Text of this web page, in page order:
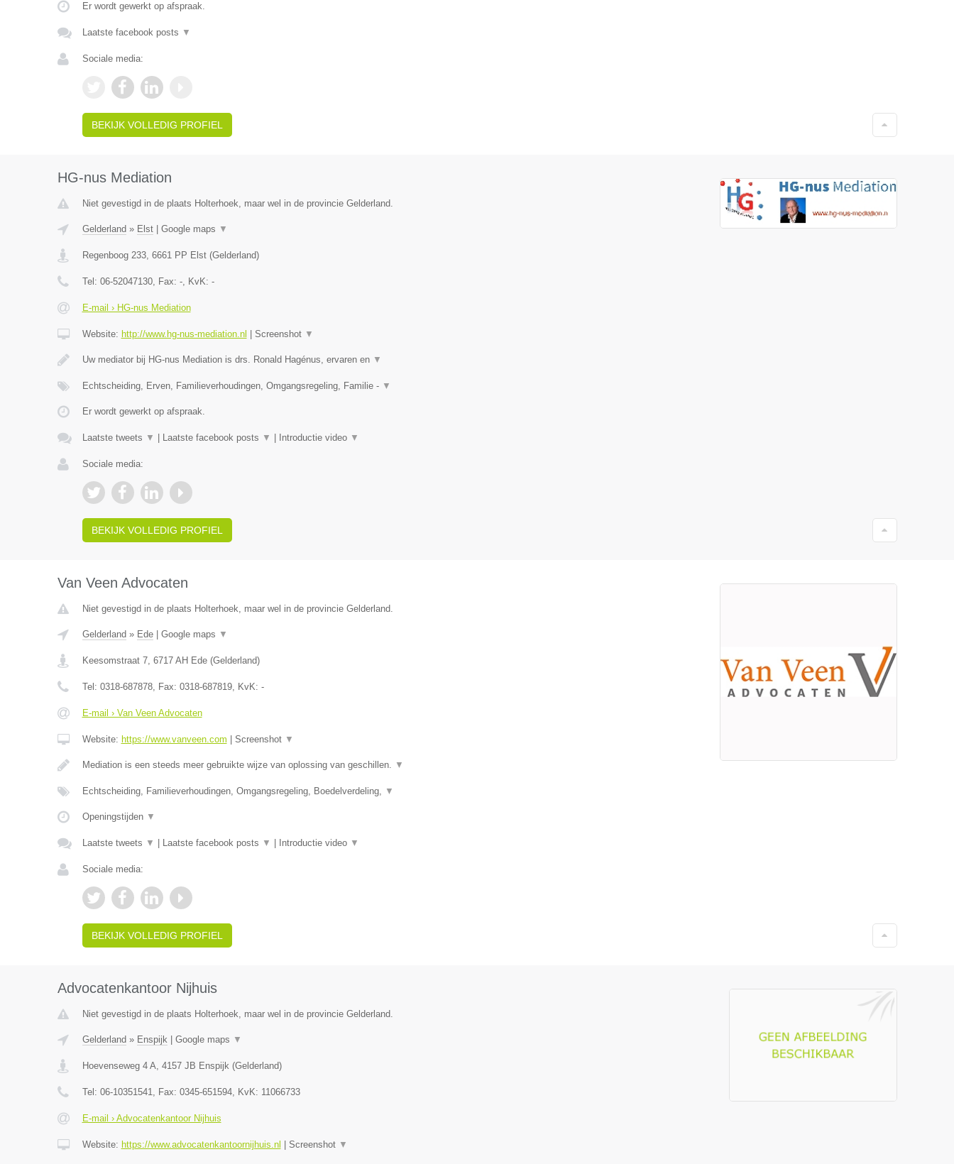
Er wordt gewerkt op afspraak.
Laatste facebook posts ▼
Sociale media:
BEKIJK VOLLEDIG PROFIEL
HG-nus Mediation
Niet gevestigd in de plaats Holterhoek, maar wel in de provincie Gelderland.
Gelderland » Elst| Google maps ▼
Regenboog 233, 6661 PP Elst(Gelderland)
Tel: 06-52047130, Fax: -, KvK: -
E-mail › HG-nus Mediation
Website: http://www.hg-nus-mediation.nl Screenshot ▼
Uw mediator bij HG-nus Mediation is drs. Ronald Hagénus, ervaren en ▼
Echtscheiding, Erven, Familieverhoudingen, Omgangsregeling, Familie - ▼
Er wordt gewerkt op afspraak.
Laatste tweets ▼ Laatste facebook posts ▼ Introductie video ▼
Sociale media:
BEKIJK VOLLEDIG PROFIEL
Van Veen Advocaten
Niet gevestigd in de plaats Holterhoek, maar wel in de provincie Gelderland.
Gelderland » Ede| Google maps ▼
Keesomstraat 7, 6717 AH Ede(Gelderland)
Tel: 0318-687878, Fax: 0318-687819, KvK: -
E-mail › Van Veen Advocaten
Website: https://www.vanveen.com Screenshot ▼
Mediation is een steeds meer gebruikte wijze van oplossing van geschillen. ▼
Echtscheiding, Familieverhoudingen, Omgangsregeling, Boedelverdeling, ▼
Openingstijden ▼
Laatste tweets ▼ Laatste facebook posts ▼ Introductie video ▼
Sociale media:
BEKIJK VOLLEDIG PROFIEL
Advocatenkantoor Nijhuis
Niet gevestigd in de plaats Holterhoek, maar wel in de provincie Gelderland.
Gelderland » Enspijk| Google maps ▼
Hoevenseweg 4 A, 4157 JB Enspijk(Gelderland)
Tel: 06-10351541, Fax: 0345-651594, KvK: 11066733
E-mail › Advocatenkantoor Nijhuis
Website: https://www.advocatenkantoornijhuis.nl Screenshot ▼